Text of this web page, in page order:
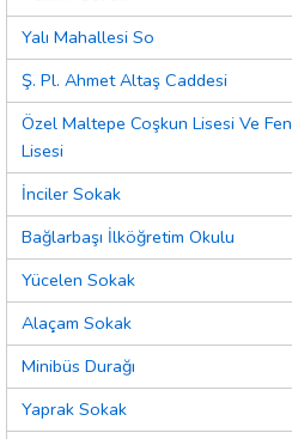
Yalı Mahallesi So
Ş. Pl. Ahmet Altaş Caddesi
Özel Maltepe Coşkun Lisesi Ve Fen
Lisesi
İnciler Sokak
Bağlarbaşı İlköğretim Okulu
Yücelen Sokak
Alaçam Sokak
Minibüs Durağı
Yaprak Sokak